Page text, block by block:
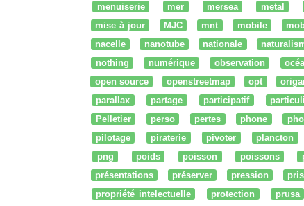
menuiserie
mer mersea metal
mise à jour
MJC mnt mobile
nacelle
nanotube nationale
nothing
numérique observation
open source
openstreetmap opt
parallax
partage participatif
Pelletier
perso pertes phone
pilotage
piraterie pivoter plancton
png
poids poisson poissons
présentations
préserver pression
propriété intelectuelle
protection prusa